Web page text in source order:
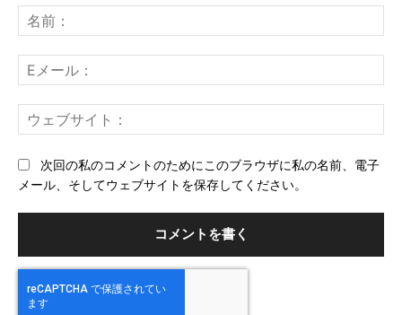
ン
ト：
前
メ
ー
ェ
次回の私のコメントのためにこのブラウザに私の名前、電子
メール、そしてウェブサイトを保存してください。